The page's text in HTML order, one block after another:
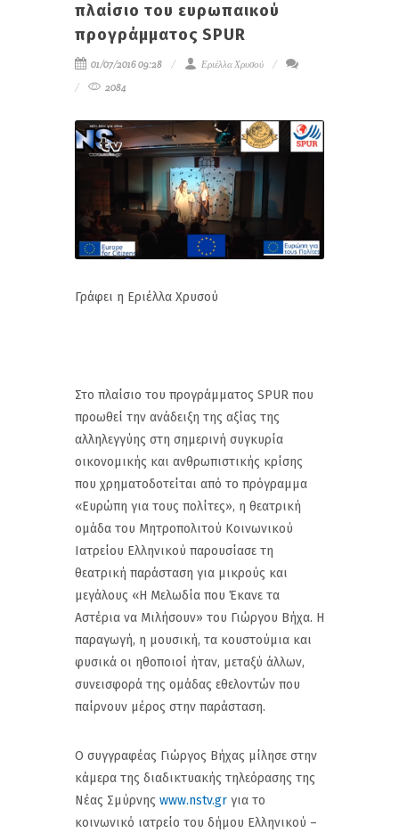
πλαίσιο του ευρωπαικού
προγράμματος SPUR
01/07/2016 09:28
Εριέλλα Χρυσού
2084
Γράφει η Εριέλλα Χρυσού
Στο πλαίσιο του προγράμματος SPUR που
προωθεί την ανάδειξη της αξίας της
αλληλεγγύης στη σημερινή συγκυρία
οικονομικής και ανθρωπιστικής κρίσης
που χρηματοδοτείται από το πρόγραμμα
«Ευρώπη για τους πολίτες», η θεατρική
ομάδα του Μητροπολιτού Κοινωνικού
Ιατρείου Ελληνικού παρουσίασε τη
θεατρική παράσταση για μικρούς και
μεγάλους «Η Μελωδία που Έκανε τα
Αστέρια να Μιλήσουν» του Γιώργου Βήχα. Η
παραγωγή, η μουσική, τα κουστούμια και
φυσικά οι ηθοποιοί ήταν, μεταξύ άλλων,
συνεισφορά της ομάδας εθελοντών που
παίρνουν μέρος στην παράσταση.
Ο συγγραφέας Γιώργος Βήχας μίλησε στην
κάμερα της διαδικτυακής τηλεόρασης της
Νέας Σμύρνης www.nstv.gr για το
κοινωνικό ιατρείο του δήμου Ελληνικού –